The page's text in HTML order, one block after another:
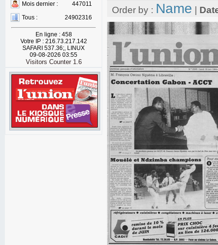
Mois dernier :
447011
Tous :
24902316
En ligne : 458
Votre IP : 216.73.217.142
SAFARI 537.36;, LINUX
09-08-2026 03:55
Visitors Counter 1.6
Order by : Name